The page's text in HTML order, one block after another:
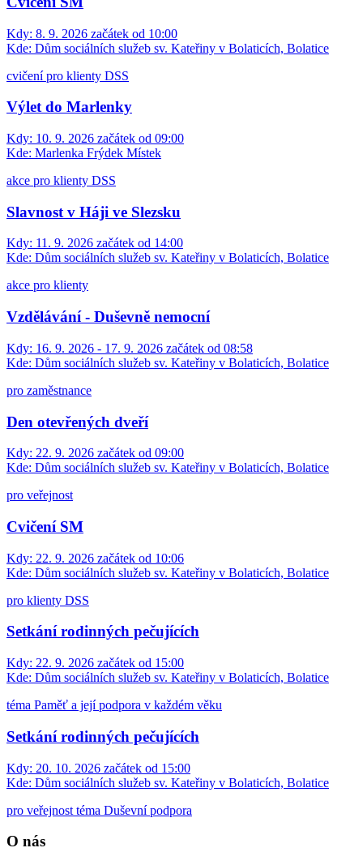
Kdy: 8. 9. 2026 začátek od 10:00
Kde: Dům sociálních služeb sv. Kateřiny v Bolaticích, Bolatice
cvičení pro klienty DSS
Výlet do Marlenky
Kdy: 10. 9. 2026 začátek od 09:00
Kde: Marlenka Frýdek Místek
akce pro klienty DSS
Slavnost v Háji ve Slezsku
Kdy: 11. 9. 2026 začátek od 14:00
Kde: Dům sociálních služeb sv. Kateřiny v Bolaticích, Bolatice
akce pro klienty
Vzdělávání - Duševně nemocní
Kdy: 16. 9. 2026 - 17. 9. 2026 začátek od 08:58
Kde: Dům sociálních služeb sv. Kateřiny v Bolaticích, Bolatice
pro zaměstnance
Den otevřených dveří
Kdy: 22. 9. 2026 začátek od 09:00
Kde: Dům sociálních služeb sv. Kateřiny v Bolaticích, Bolatice
pro veřejnost
Cvičení SM
Kdy: 22. 9. 2026 začátek od 10:06
Kde: Dům sociálních služeb sv. Kateřiny v Bolaticích, Bolatice
pro klienty DSS
Setkání rodinných pečujících
Kdy: 22. 9. 2026 začátek od 15:00
Kde: Dům sociálních služeb sv. Kateřiny v Bolaticích, Bolatice
téma Paměť a její podpora v každém věku
Setkání rodinných pečujících
Kdy: 20. 10. 2026 začátek od 15:00
Kde: Dům sociálních služeb sv. Kateřiny v Bolaticích, Bolatice
pro veřejnost téma Duševní podpora
O nás